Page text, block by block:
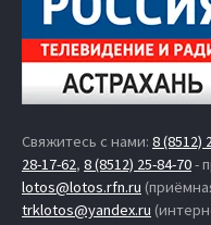
Свяжитесь с нами: 8 (8512)
28-17-62, 8 (8512) 25-84-70-
lotos@lotos.rfn.ru
trklotos@yandex.ru